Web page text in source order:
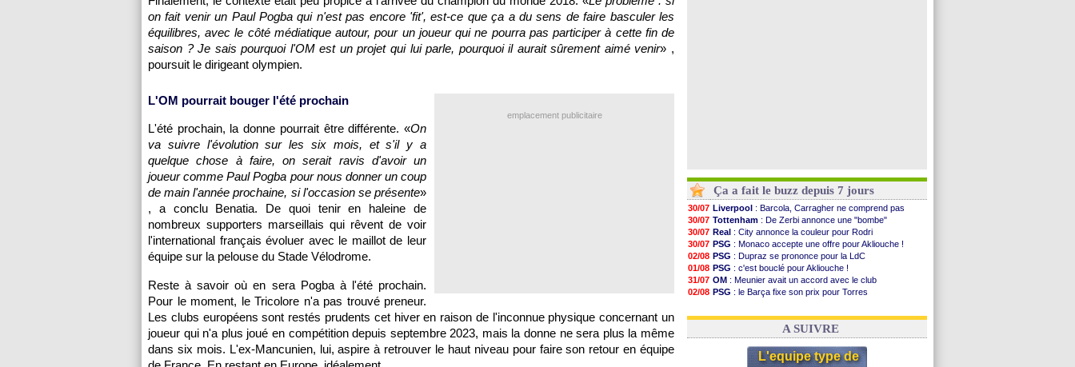
on fait venir un Paul Pogba qui n'est pas encore 'fit', est-ce que ça a du sens de faire basculer les
équilibres, avec le côté médiatique autour, pour un joueur qui ne pourra pas participer à cette fin de
saison ? Je sais pourquoi l'OM est un projet qui lui parle, pourquoi il aurait sûrement aimé venir» ,
poursuit le dirigeant olympien.
emplacement publicitaire
L'OM pourrait bouger l'été prochain
L'été prochain, la donne pourrait être différente. «On
va suivre l'évolution sur les six mois, et s'il y a
quelque chose à faire, on serait ravis d'avoir un
joueur comme Paul Pogba pour nous donner un coup
de main l'année prochaine, si l'occasion se présente»
, a conclu Benatia. De quoi tenir en haleine de
nombreux supporters marseillais qui rêvent de voir
l'international français évoluer avec le maillot de leur
équipe sur la pelouse du Stade Vélodrome.
Reste à savoir où en sera Pogba à l'été prochain.
Pour le moment, le Tricolore n'a pas trouvé preneur.
Les clubs européens sont restés prudents cet hiver en raison de l'inconnue physique concernant un
joueur qui n'a plus joué en compétition depuis septembre 2023, mais la donne ne sera plus la même
dans six mois. L'ex-Mancunien, lui, aspire à retrouver le haut niveau pour faire son retour en équipe
Ça a fait le buzz depuis 7 jours
30/07 Liverpool : Barcola, Carragher ne comprend pas
30/07 Tottenham : De Zerbi annonce une "bombe"
30/07 Real : City annonce la couleur pour Rodri
30/07 PSG : Monaco accepte une offre pour Akliouche !
02/08 PSG : Dupraz se prononce pour la LdC
01/08 PSG : c'est bouclé pour Akliouche !
31/07 OM : Meunier avait un accord avec le club
02/08 PSG : le Barça fixe son prix pour Torres
01/08 Barça: Torres souhaite rejoindre le PSG !
A SUIVRE
L'equipe type de